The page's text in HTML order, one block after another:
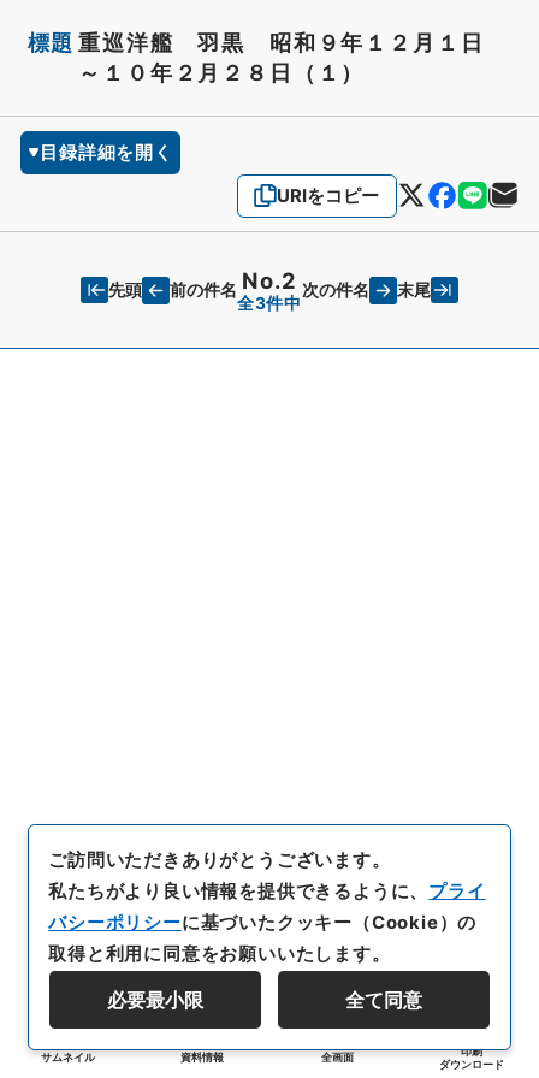
標題 重巡洋艦 羽黒 昭和９年１２月１日
～１０年２月２８日（１）
目録詳細を開く
URIをコピー
先頭 前の件名 No.2
全3件中
次の件名 末尾
サムネイル 資料情報 全画面
印刷
ダウンロード
ご訪問いただきありがとうございます。
私たちがより良い情報を提供できるように、 プライ
バシーポリシーに基づいたクッキー（Cookie）の
取得と利用に同意をお願いいたします。
必要最小限 全て同意